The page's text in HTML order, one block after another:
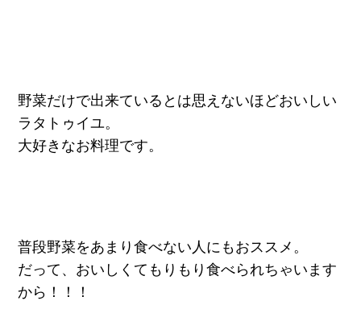
野菜だけで出来ているとは思えないほどおいしい
ラタトゥイユ。
大好きなお料理です。
普段野菜をあまり食べない人にもおススメ。
だって、おいしくてもりもり食べられちゃいます
から！！！